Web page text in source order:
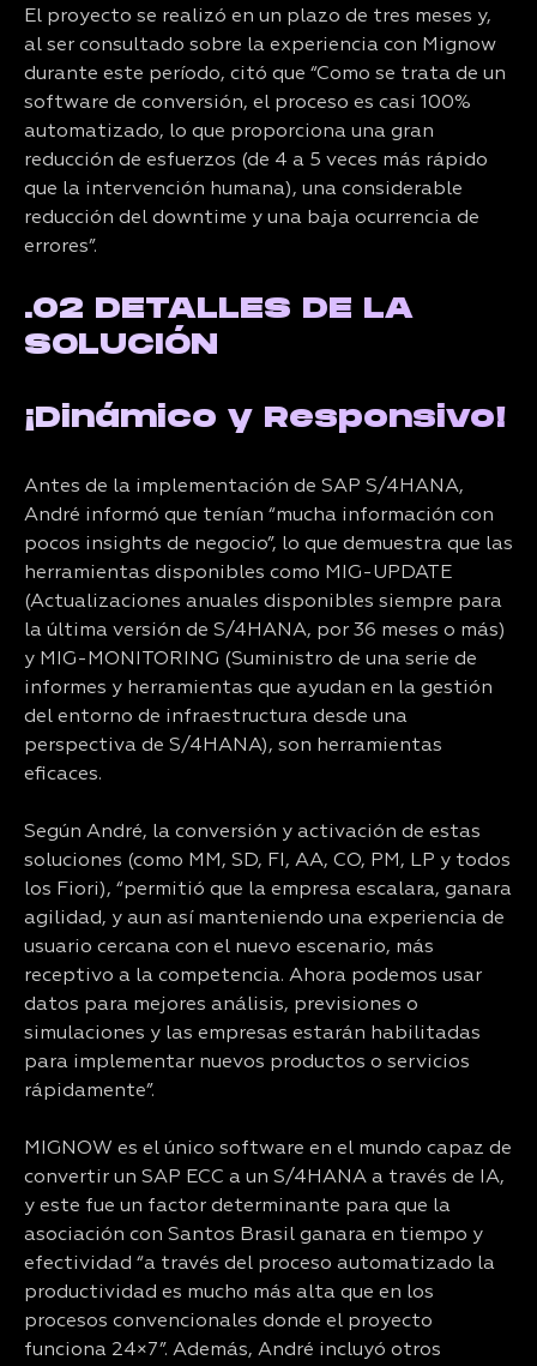
El proyecto se realizó en un plazo de tres meses y,
al ser consultado sobre la experiencia con Mignow
durante este período, citó que “Como se trata de un
software de conversión, el proceso es casi 100%
automatizado, lo que proporciona una gran
reducción de esfuerzos (de 4 a 5 veces más rápido
que la intervención humana), una considerable
reducción del downtime y una baja ocurrencia de
errores”.
.02 DETALLES DE LA
SOLUCIÓN
¡Dinámico y Responsivo!
Antes de la implementación de SAP S/4HANA,
André informó que tenían “mucha información con
pocos insights de negocio”, lo que demuestra que las
herramientas disponibles como MIG-UPDATE
(Actualizaciones anuales disponibles siempre para
la última versión de S/4HANA, por 36 meses o más)
y MIG-MONITORING (Suministro de una serie de
informes y herramientas que ayudan en la gestión
del entorno de infraestructura desde una
perspectiva de S/4HANA), son herramientas
eficaces.
Según André, la conversión y activación de estas
soluciones (como MM, SD, FI, AA, CO, PM, LP y todos
los Fiori), “permitió que la empresa escalara, ganara
agilidad, y aun así manteniendo una experiencia de
usuario cercana con el nuevo escenario, más
receptivo a la competencia. Ahora podemos usar
datos para mejores análisis, previsiones o
simulaciones y las empresas estarán habilitadas
para implementar nuevos productos o servicios
rápidamente”.
MIGNOW es el único software en el mundo capaz de
convertir un SAP ECC a un S/4HANA a través de IA,
y este fue un factor determinante para que la
asociación con Santos Brasil ganara en tiempo y
efectividad “a través del proceso automatizado la
productividad es mucho más alta que en los
procesos convencionales donde el proyecto
funciona 24×7”. Además, André incluyó otros